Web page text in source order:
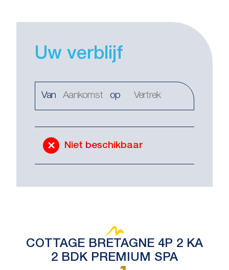
COTTAGE BRETAGNE 4P 2 KA
2 BDK PREMIUM SPA
Uw verblijf
Van op
Niet beschikbaar